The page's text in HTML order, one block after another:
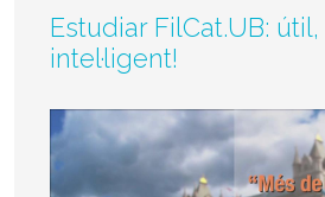
Estudiar FilCat.UB:
intel·ligent!